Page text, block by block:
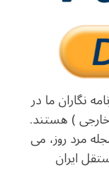
نگاران ما در
) هستند.
مرد روز، می
ایران